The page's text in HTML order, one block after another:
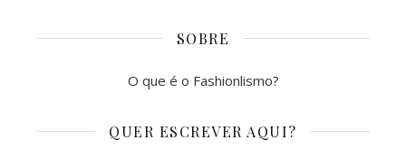
SOBRE
O que é o Fashionlismo?
QUER ESCREVER AQUI?